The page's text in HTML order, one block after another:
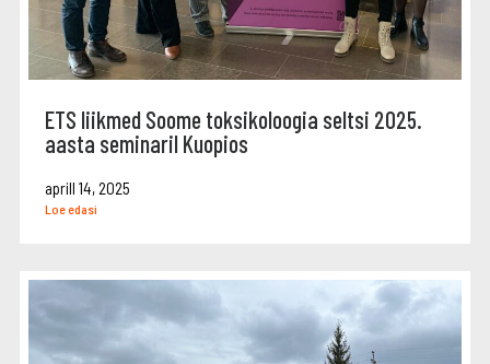
ETS liikmed Soome toksikoloogia seltsi 2025.
aasta seminaril Kuopios
aprill 14, 2025
Loe edasi